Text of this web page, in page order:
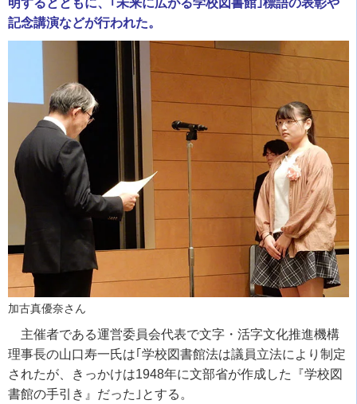
明するとともに、｢未来に広がる学校図書館｣標語の表彰や
記念講演などが行われた。
加古真優奈さん
主催者である運営委員会代表で文字・活字文化推進機構
理事長の山口寿一氏は｢学校図書館法は議員立法により制定
されたが、きっかけは1948年に文部省が作成した『学校図
書館の手引き』だった｣とする。